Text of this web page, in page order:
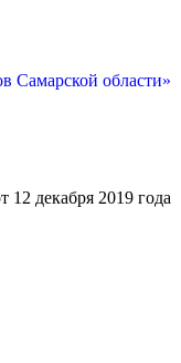
Самарской области»
декабря 2019 года